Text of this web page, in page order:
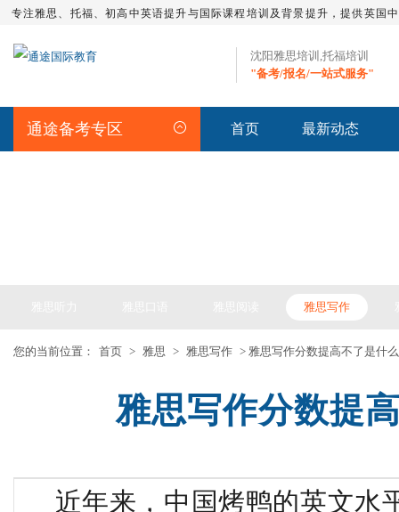
专注雅思、托福、初高中英语提升与国际课程培训及背景提升，提供英国
沈阳雅思培训,托福培训
"备考/报名/一站式服务"
通途备考专区 首页 最新动态
雅思写作
您的当前位置： 首页 > 雅思 > 雅思写作 > 雅思写作分数提高不了是什
雅思写作分数提
近年来，中国烤鸭的英文水
沈阳SAT一对二 SAT词汇班